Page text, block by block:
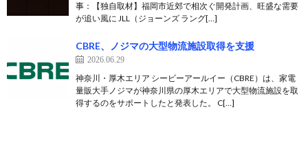
事：【独自取材】福岡市近郊で相次ぐ開発計画、旺盛な需要
が追い風に JLL（ジョーンズ ラング[…]
CBRE、ノジマの大型物流施設取得を支援
2026.06.29
神奈川・厚木エリア シービーアールイー（CBRE）は、家電
量販大手ノジマが神奈川県の厚木エリアで大型物流施設を取
得するのをサポートしたと発表した。 C[…]